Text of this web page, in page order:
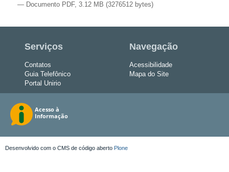
— Documento PDF, 3.12 MB (3276512 bytes)
Serviços
Contatos
Guia Telefônico
Portal Unirio
Navegação
Acessibilidade
Mapa do Site
Desenvolvido com o CMS de código aberto Plone